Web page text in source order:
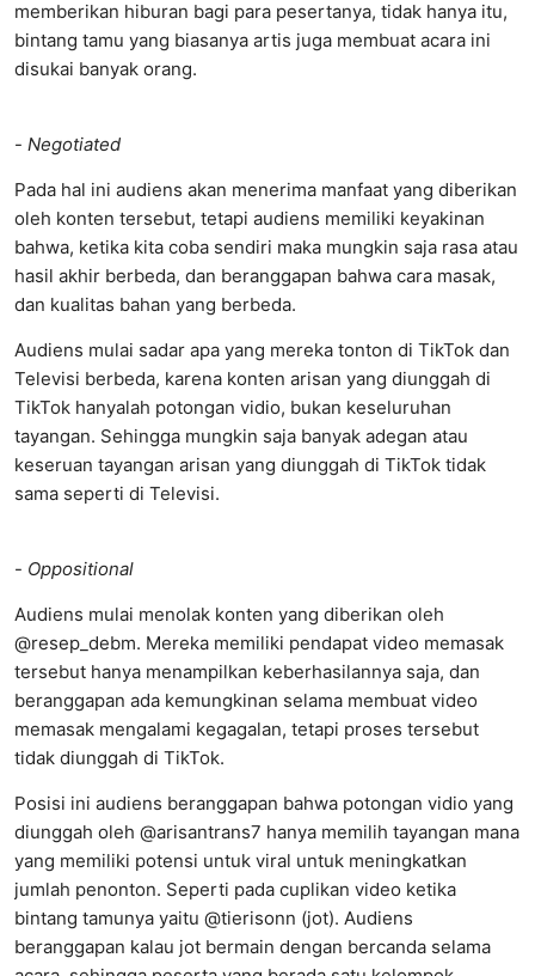
memberikan hiburan bagi para pesertanya, tidak hanya itu,
bintang tamu yang biasanya artis juga membuat acara ini
disukai banyak orang.
- Negotiated
Pada hal ini audiens akan menerima manfaat yang diberikan
oleh konten tersebut, tetapi audiens memiliki keyakinan
bahwa, ketika kita coba sendiri maka mungkin saja rasa atau
hasil akhir berbeda, dan beranggapan bahwa cara masak,
dan kualitas bahan yang berbeda.
Audiens mulai sadar apa yang mereka tonton di TikTok dan
Televisi berbeda, karena konten arisan yang diunggah di
TikTok hanyalah potongan vidio, bukan keseluruhan
tayangan. Sehingga mungkin saja banyak adegan atau
keseruan tayangan arisan yang diunggah di TikTok tidak
sama seperti di Televisi.
- Oppositional
Audiens mulai menolak konten yang diberikan oleh
@resep_debm. Mereka memiliki pendapat video memasak
tersebut hanya menampilkan keberhasilannya saja, dan
beranggapan ada kemungkinan selama membuat video
memasak mengalami kegagalan, tetapi proses tersebut
tidak diunggah di TikTok.
Posisi ini audiens beranggapan bahwa potongan vidio yang
diunggah oleh @arisantrans7 hanya memilih tayangan mana
yang memiliki potensi untuk viral untuk meningkatkan
jumlah penonton. Seperti pada cuplikan video ketika
bintang tamunya yaitu @tierisonn (jot). Audiens
beranggapan kalau jot bermain dengan bercanda selama